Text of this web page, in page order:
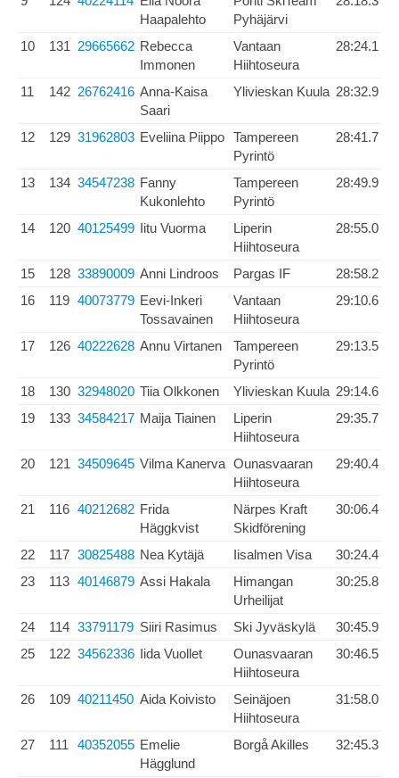
Haapalehto
Pyhäjärvi
10 131 29665662 Rebecca
Immonen
Vantaan
Hiihtoseura
28:24.1
11 142 26762416 Anna-Kaisa
Saari
Ylivieskan Kuula 28:32.9
12 129 31962803 Eveliina Piippo Tampereen
Pyrintö
28:41.7
13 134 34547238 Fanny
Kukonlehto
Tampereen
Pyrintö
28:49.9
14 120 40125499 Iitu Vuorma
Liperin
Hiihtoseura
28:55.0
15 128 33890009 Anni Lindroos Pargas IF
28:58.2
16
119 40073779 Eevi-Inkeri
Tossavainen
Vantaan
Hiihtoseura
29:10.6
17 126 40222628 Annu Virtanen
Tampereen
Pyrintö
29:13.5
18 130 32948020 Tiia Olkkonen Ylivieskan Kuula 29:14.6
19
133 34584217 Maija Tiainen
Liperin
Hiihtoseura
29:35.7
20 121 34509645 Vilma Kanerva Ounasvaaran
Hiihtoseura
29:40.4
21 116 40212682 Frida
Häggkvist
Närpes Kraft
Skidförening
30:06.4
22 117 30825488 Nea Kytäjä Iisalmen Visa
30:24.4
23
113 40146879 Assi Hakala
Himangan
Urheilijat
30:25.8
24 114 33791179 Siiri Rasimus Ski Jyväskylä
30:45.9
25
122 34562336 Iida Vuollet
Ounasvaaran
Hiihtoseura
30:46.5
26 109 40211450 Aida Koivisto
Seinäjoen
Hiihtoseura
31:58.0
27 111 40352055 Emelie
Hägglund
Borgå Akilles 32:45.3